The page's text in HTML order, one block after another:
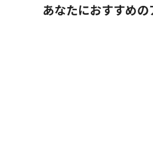
あなたにおすすめの